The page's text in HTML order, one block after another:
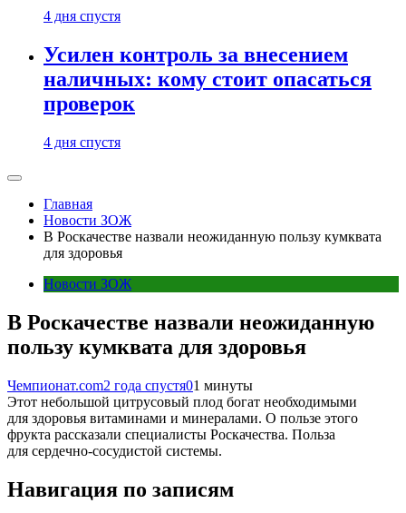
4 дня спустя
Усилен контроль за внесением
наличных: кому стоит опасаться
проверок
4 дня спустя
Главная
Новости ЗОЖ
В Роскачестве назвали неожиданную пользу кумквата
для здоровья
Новости ЗОЖ
В Роскачестве назвали неожиданную
пользу кумквата для здоровья
Чемпионат.com2 года спустя01 минуты
Этот небольшой цитрусовый плод богат необходимыми
для здоровья витаминами и минералами. О пользе этого
фрукта рассказали специалисты Роскачества. Польза
для сердечно-сосудистой системы.
Навигация по записям